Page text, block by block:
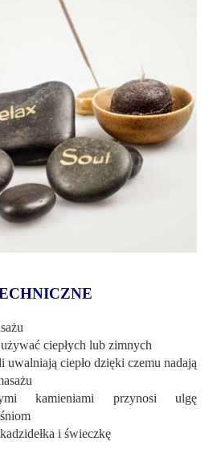
ciepłych lub zimnych
ciepło dzięki czemu nadają
kamieniami przynosi ulgę
i świeczkę